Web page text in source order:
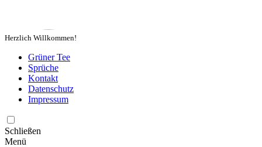
Herzlich Willkommen!
Grüner Tee
Sprüche
Kontakt
Datenschutz
Impressum
Schließen
Menü